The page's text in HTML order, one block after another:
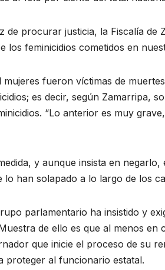
de procurar justicia, la Fiscalía de
los feminicidios cometidos en
mujeres fueron víctimas de
es decir, según Zamarripa,
“Lo anterior es muy
y aunque insista en
lo han solapado a lo largo de los
parlamentario ha insistido y
de ello es que al menos en
que inicie el proceso de su
proteger al funcionario estatal.